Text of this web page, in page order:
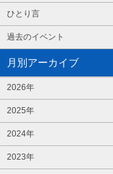
ひとり言
過去のイベント
月別アーカイブ
2026年
2025年
2024年
2023年